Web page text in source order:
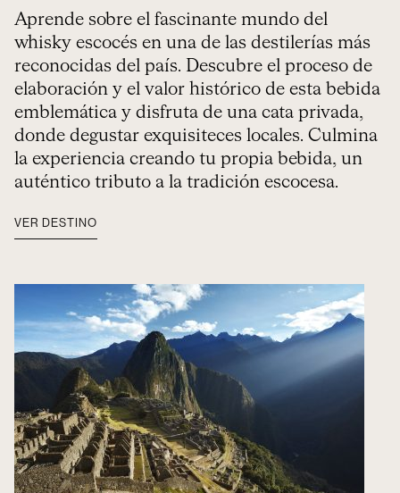
Aprende sobre el fascinante mundo del
whisky escocés en una de las destilerías más
reconocidas del país. Descubre el proceso de
elaboración y el valor histórico de esta bebida
emblemática y disfruta de una cata privada,
donde degustar exquisiteces locales. Culmina
la experiencia creando tu propia bebida, un
auténtico tributo a la tradición escocesa.
VER DESTINO